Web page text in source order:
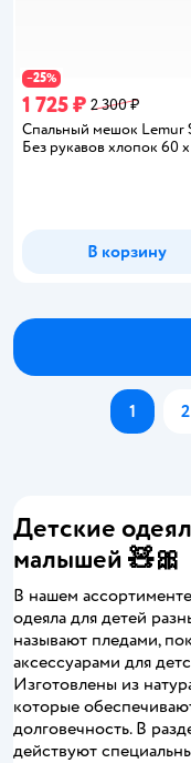
−25%
1 725 ₽ 2 300 ₽
Спальный мешок Lemur
Без рукавов хлопок 60
В корзину
1 2
Детские
малышей 🧸🎀
В нашем
одеяла для детей
называют пледами,
аксессуарами для
Изготовлены из
которые
долговечность. В
действуют